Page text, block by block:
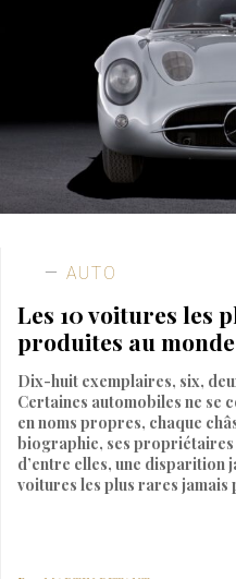
AUTO
Les 10 voitures les
produites au monde
Dix-huit exemplaires, six,
Certaines automobiles ne se
en noms propres, chaque
biographie, ses propriétaires
d’entre elles, une disparition
voitures les plus rares jamais